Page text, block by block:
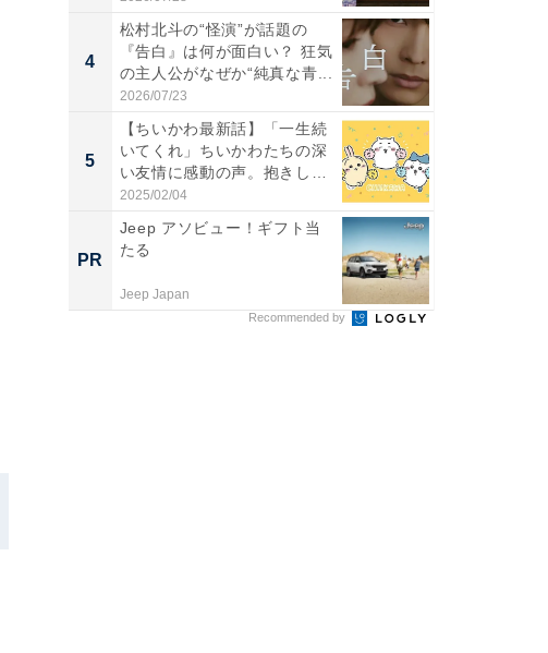
4
松村北斗の“怪演”が話題の
『告白』は何が面白い？ 狂気
の主人公がなぜか“純真な青...
2026/07/23
5
【ちいかわ最新話】「一生続
いてくれ」ちいかわたちの深
い友情に感動の声。抱きしめ
合...
2025/02/04
PR
Jeep アソビュー！ギフト当
たる
Jeep Japan
Recommended by